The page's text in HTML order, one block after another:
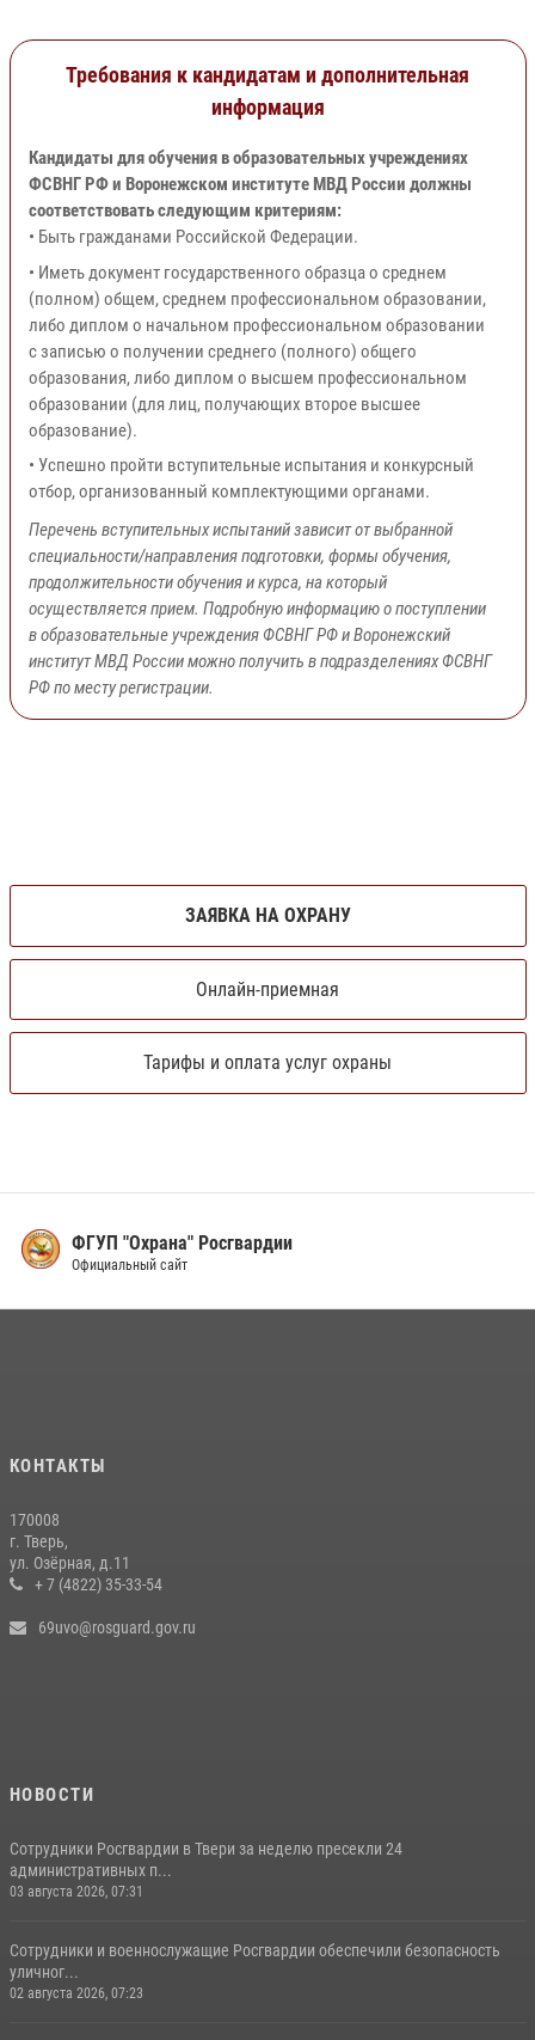
Требования к кандидатам и дополнительная
информация
Кандидаты для обучения в образовательных учреждениях
ФСВНГ РФ и Воронежском институте МВД России должны
соответствовать следующим критериям:
• Быть гражданами Российской Федерации.
• Иметь документ государственного образца о среднем
(полном) общем, среднем профессиональном образовании,
либо диплом о начальном профессиональном образовании
с записью о получении среднего (полного) общего
образования, либо диплом о высшем профессиональном
образовании (для лиц, получающих второе высшее
образование).
• Успешно пройти вступительные испытания и конкурсный
отбор, организованный комплектующими органами.
Перечень вступительных испытаний зависит от выбранной
специальности/направления подготовки, формы обучения,
продолжительности обучения и курса, на который
осуществляется прием. Подробную информацию о поступлении
в образовательные учреждения ФСВНГ РФ и Воронежский
институт МВД России можно получить в подразделениях ФСВНГ
РФ по месту регистрации.
ЗАЯВКА НА ОХРАНУ
Онлайн-приемная
Тарифы и оплата услуг охраны
ФГУП "Охрана" Росгвардии
Официальный сайт
КОНТАКТЫ
170008
г. Тверь,
ул. Озёрная, д.11
+ 7 (4822) 35-33-54
69uvo@rosguard.gov.ru
НОВОСТИ
Сотрудники Росгвардии в Твери за неделю пресекли 24
административных п...
03 августа 2026, 07:31
Сотрудники и военнослужащие Росгвардии обеспечили безопасность
уличног...
02 августа 2026, 07:23